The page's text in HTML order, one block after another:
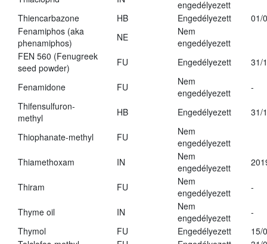
engedélyezett
Thiencarbazone
HB Engedélyezett
01/
Fenamiphos (aka
phenamiphos)
NE
Nem
engedélyezett
FEN 560 (Fenugreek
seed powder)
FU Engedélyezett 31/
Fenamidone FU
Nem
engedélyezett
-
Thifensulfuron-
methyl
HB Engedélyezett 31/
Thiophanate-methyl FU
Nem
engedélyezett
Thiamethoxam
IN
Nem
engedélyezett
Thiram FU
Nem
engedélyezett
-
Thyme oil IN
Nem
engedélyezett
-
Thymol
FU Engedélyezett
15/